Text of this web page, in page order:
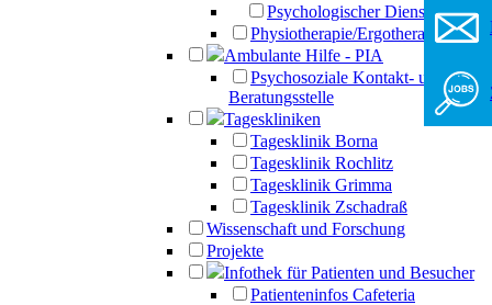
Psychologischer Dienst
Physiotherapie/Ergotherapie
Ambulante Hilfe - PIA
Psychosoziale Kontakt- und
Beratungsstelle
Tageskliniken
Tagesklinik Borna
Tagesklinik Rochlitz
Tagesklinik Grimma
Tagesklinik Zschadraß
Wissenschaft und Forschung
Projekte
Infothek für Patienten und Besucher
Patienteninfos Cafeteria